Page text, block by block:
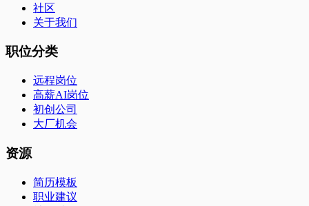
社区
关于我们
职位分类
远程岗位
高薪AI岗位
初创公司
大厂机会
资源
简历模板
职业建议